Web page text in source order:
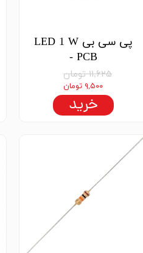
پی سی بی LED 1 W
- PCB
۱۱,۶۲۵ تومان
۹,۵۰۰ تومان
خرید